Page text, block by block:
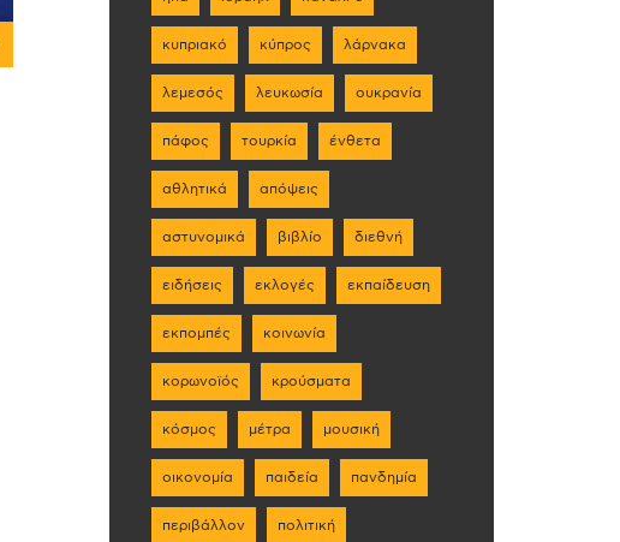
κυπριακό κύπρος λάρνακα
λεμεσός λευκωσία ουκρανία
πάφος τουρκία ένθετα
αθλητικά απόψεις
αστυνομικά βιβλίο διεθνή
ειδήσεις εκλογές εκπαίδευση
εκπομπές κοινωνία
κορωνοϊός κρούσματα
κόσμος μέτρα μουσική
οικονομία παιδεία πανδημία
περιβάλλον πολιτική